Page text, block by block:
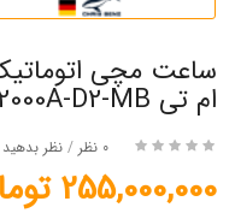
ساعت مچی
ام تی CB-2000A-D2-MB
0 نظر / نظر بدهید
255,000,000 تومان